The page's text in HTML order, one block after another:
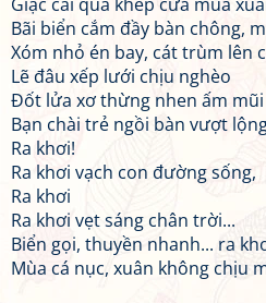
Bãi biển cắm đầy bàn chông,
Xóm nhỏ én bay, cát trùm lên
Lẽ đâu xếp lưới chịu nghèo
Đốt lửa xơ thừng nhen ấm mũi
Bạn chài trẻ ngồi bàn vượt
Ra khơi!
Ra khơi vạch con đường sống,
Ra khơi
Ra khơi vẹt sáng chân trời...
Biển gọi, thuyền nhanh... ra
Mùa cá nục, xuân không chịu